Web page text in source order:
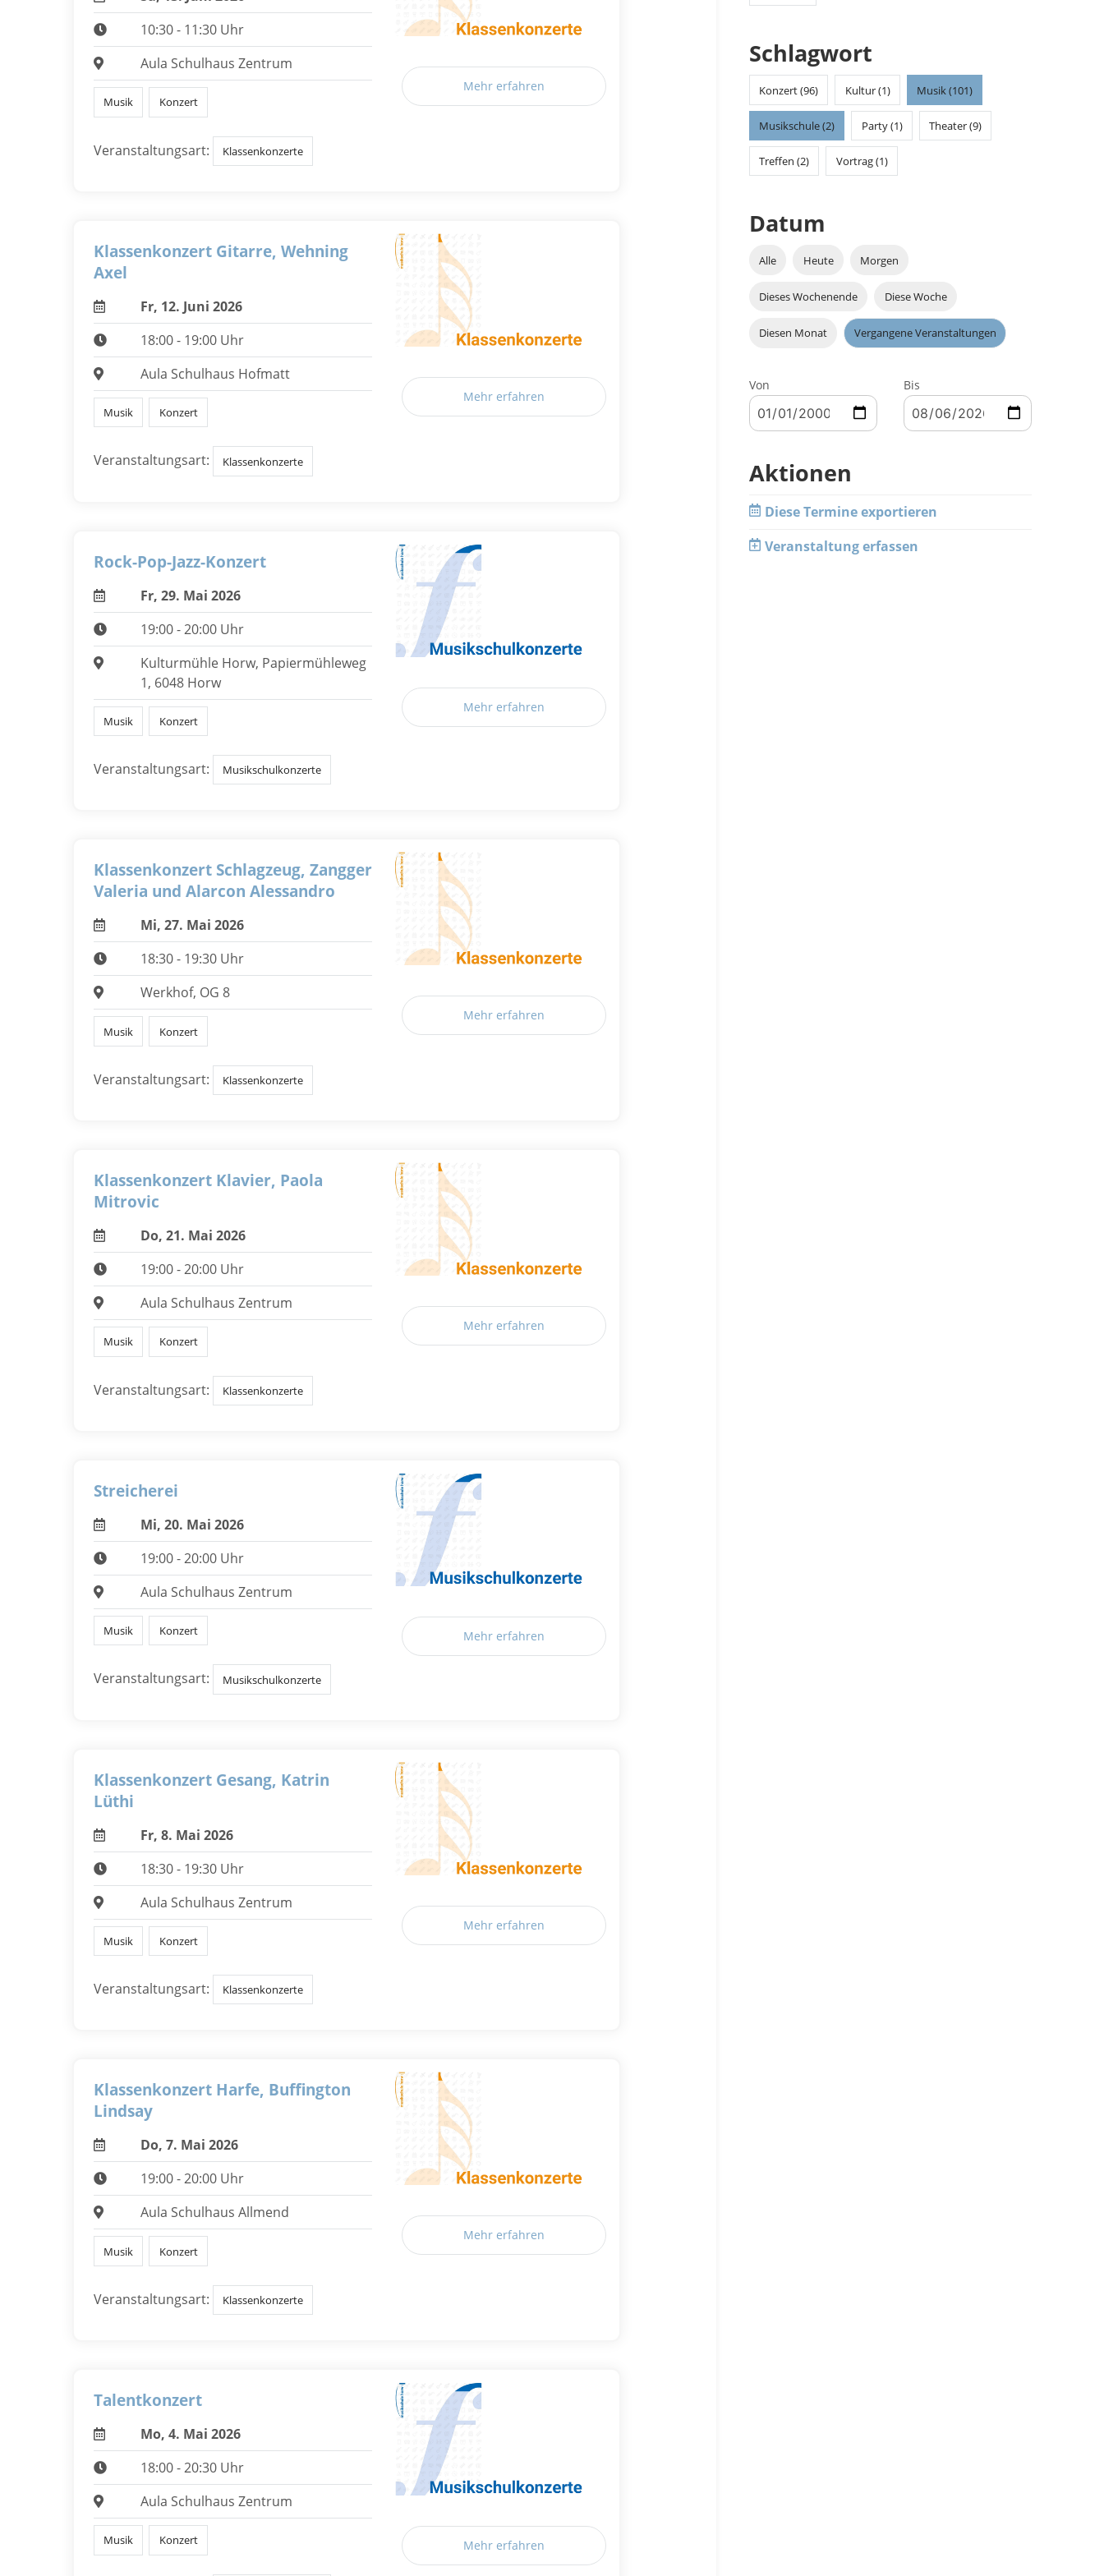
10:30 - 11:30 Uhr
Aula Schulhaus Zentrum
Musik Konzert
Veranstaltungsart: Klassenkonzerte
Mehr erfahren
Klassenkonzert Gitarre, Wehning
Axel
Fr, 12. Juni 2026
18:00 - 19:00 Uhr
Aula Schulhaus Hofmatt
Musik Konzert
Veranstaltungsart: Klassenkonzerte
Mehr erfahren
Rock-Pop-Jazz-Konzert
Fr, 29. Mai 2026
19:00 - 20:00 Uhr
Kulturmühle Horw, Papiermühleweg
1, 6048 Horw
Musik Konzert
Veranstaltungsart: Musikschulkonzerte
Mehr erfahren
Klassenkonzert Schlagzeug, Zangger
Valeria und Alarcon Alessandro
Mi, 27. Mai 2026
18:30 - 19:30 Uhr
Werkhof, OG 8
Musik Konzert
Veranstaltungsart: Klassenkonzerte
Mehr erfahren
Klassenkonzert Klavier, Paola
Mitrovic
Do, 21. Mai 2026
19:00 - 20:00 Uhr
Aula Schulhaus Zentrum
Musik Konzert
Veranstaltungsart: Klassenkonzerte
Mehr erfahren
Streicherei
Mi, 20. Mai 2026
19:00 - 20:00 Uhr
Aula Schulhaus Zentrum
Musik Konzert
Veranstaltungsart: Musikschulkonzerte
Mehr erfahren
Klassenkonzert Gesang, Katrin
Lüthi
Fr, 8. Mai 2026
18:30 - 19:30 Uhr
Aula Schulhaus Zentrum
Musik Konzert
Veranstaltungsart: Klassenkonzerte
Mehr erfahren
Klassenkonzert Harfe, Buffington
Lindsay
Do, 7. Mai 2026
19:00 - 20:00 Uhr
Aula Schulhaus Allmend
Musik Konzert
Veranstaltungsart: Klassenkonzerte
Mehr erfahren
Talentkonzert
Mo, 4. Mai 2026
18:00 - 20:30 Uhr
Aula Schulhaus Zentrum
Musik Konzert Mehr erfahren
Schlagwort
Konzert (96) Kultur (1) Musik (101)
Musikschule (2) Party (1) Theater (9)
Treffen (2) Vortrag (1)
Datum
Alle Heute Morgen
Dieses Wochenende Diese Woche
Diesen Monat Vergangene Veranstaltungen
Von Bis
Aktionen
Diese Termine exportieren
Veranstaltung erfassen